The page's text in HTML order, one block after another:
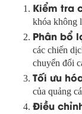
Kiểm tra
khóa không
Phân bổ
các chiến
chuyển đổi
Tối ưu
của quảng
Điều